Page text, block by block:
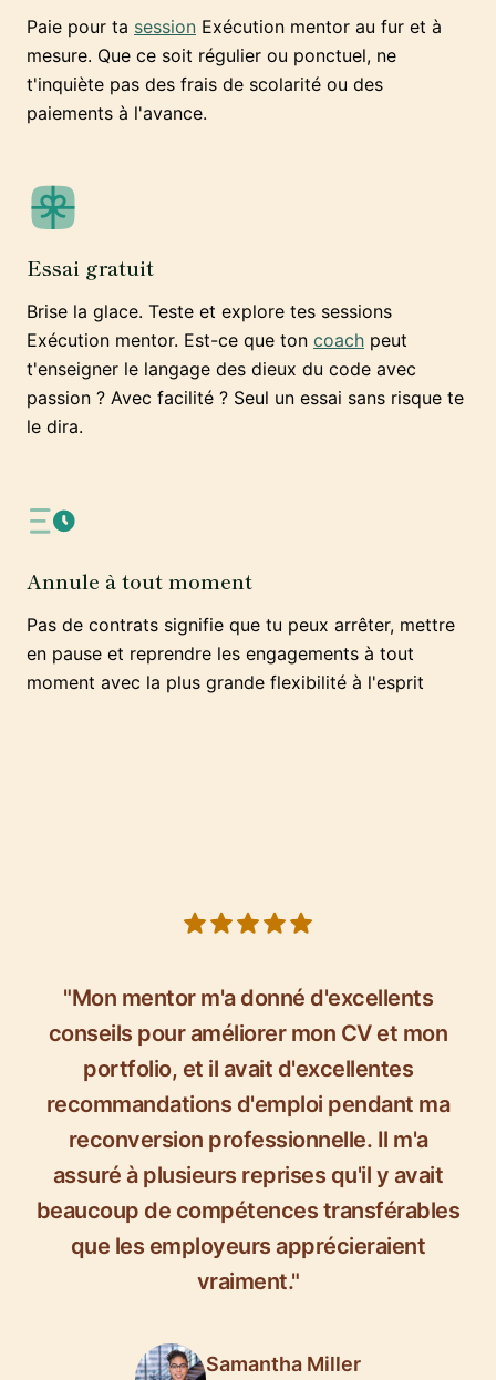
Paie pour ta session Exécution mentor au fur et à
mesure. Que ce soit régulier ou ponctuel, ne
t'inquiète pas des frais de scolarité ou des
paiements à l'avance.
Essai gratuit
Brise la glace. Teste et explore tes sessions
Exécution mentor. Est-ce que ton coach peut
t'enseigner le langage des dieux du code avec
passion ? Avec facilité ? Seul un essai sans risque te
le dira.
Annule à tout moment
Pas de contrats signifie que tu peux arrêter, mettre
en pause et reprendre les engagements à tout
moment avec la plus grande flexibilité à l'esprit
"Mon mentor m'a donné d'excellents
conseils pour améliorer mon CV et mon
portfolio, et il avait d'excellentes
recommandations d'emploi pendant ma
reconversion professionnelle. Il m'a
assuré à plusieurs reprises qu'il y avait
beaucoup de compétences transférables
que les employeurs apprécieraient
vraiment."
Samantha Miller